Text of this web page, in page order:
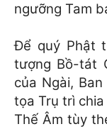
ngưỡng Tam
Để quý Phật
tượng Bồ-tát
của Ngài,
tọa Trụ trì
Thế Âm tùy